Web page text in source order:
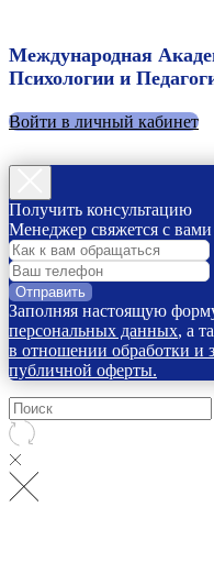
Международная
Психологии и
Войти в личный кабинет
Получить консультацию
Менеджер свяжется с
Отправить
Заполняя настоящую
персональных данных, а
в отношении обработки и
публичной оферты.